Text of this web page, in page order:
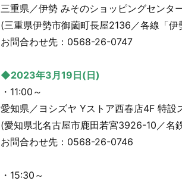
三重県／伊勢 みそのショッピングセンタ
(三重県伊勢市御薗町長屋2136／各線「伊
お問合わせ先：0568-26-0747
◆2023年3月19日(日)
・11:00～
愛知県／ヨシズヤ Yストア西春店4F 特設
(愛知県北名古屋市鹿田若宮3926-10／名
お問合わせ先：0568-26-0746
・15:30～